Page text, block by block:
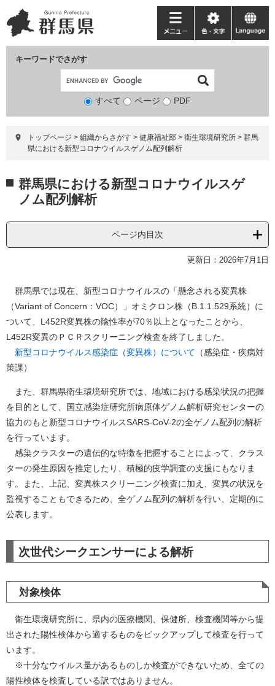
ー
ジ
ニ
ュ
て
キーワードでさがす
検
象
すべて ページ PDF
メ
ニ
ー
色・
文
language
トップページ > 組織からさがす > 健康福祉部 > 衛生環境研究所 > 群馬
県における新型コロナウイルスゲノム配列解析
文 群馬県における新型コロナウイルスゲ
ノム配列解析
ページ内目次
更新日：2026年7月1日
群馬県では現在、新型コロナウイルスの「懸念される変異株
（Variant of Concern：VOC）」オミクロン株（B.1.1.529系統）に
ついて、L452R変異株の陰性率が70％以上となったことから、
L452R変異のＰＣＲスクリーニング検査を終了しました。
新型コロナウイルス感染症（変異株）について （感染症・疾病対
策課）
また、群馬県衛生環境研究所では、地域における感染状況の把握
を目的として、国立感染症研究所病原体ゲノム解析研究センターの
協力のもと新型コロナウイルスSARS-CoV-2の全ゲノム配列の解析
を行っています。
感染クラスターの遺伝的な特徴を把握することによって、クラス
ターの発生原因を推定したり、積極的疫学調査の支援にもなりま
す。また、上記、変異株スクリーニング検査に加え、変異の状況を
監視することもできるため、全ゲノム配列の解析を行い、定期的に
公表します。
次世代シークエンサーによる解析
対象検体
衛生環境研究所に、県内の医療機関、保健所、検査機関等から提
出された陽性検体から適するものをピックアップして検査を行って
います。
※十分なウイルス量があるものしか検査ができないため、全ての
陽性検体を検査している訳ではありません。